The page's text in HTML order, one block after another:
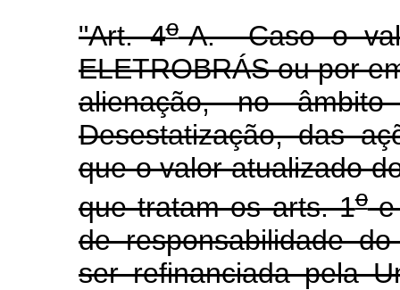
"Art. 4o-A. Caso o
ELETROBRÁS ou por
alienação, no
Desestatização, das
que o valor atualizado
que tratam os arts. 1oe
de responsabilidade
ser refinanciada pela